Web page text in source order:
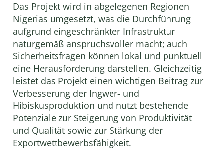
Das Projekt wird in abgelegenen Regionen
Nigerias umgesetzt, was die Durchführung
aufgrund eingeschränkter Infrastruktur
naturgemäß anspruchsvoller macht; auch
Sicherheitsfragen können lokal und punktuell
eine Herausforderung darstellen. Gleichzeitig
leistet das Projekt einen wichtigen Beitrag zur
Verbesserung der Ingwer- und
Hibiskusproduktion und nutzt bestehende
Potenziale zur Steigerung von Produktivität
und Qualität sowie zur Stärkung der
Exportwettbewerbsfähigkeit.